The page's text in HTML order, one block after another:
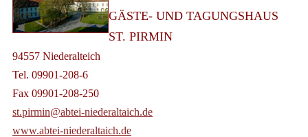
GÄSTE- UND TAGUNGSHAUS
ST. PIRMIN
94557 Niederalteich
Tel. 09901-208-6
Fax 09901-208-250
st.pirmin@abtei-niederaltaich.de
www.abtei-niederaltaich.de